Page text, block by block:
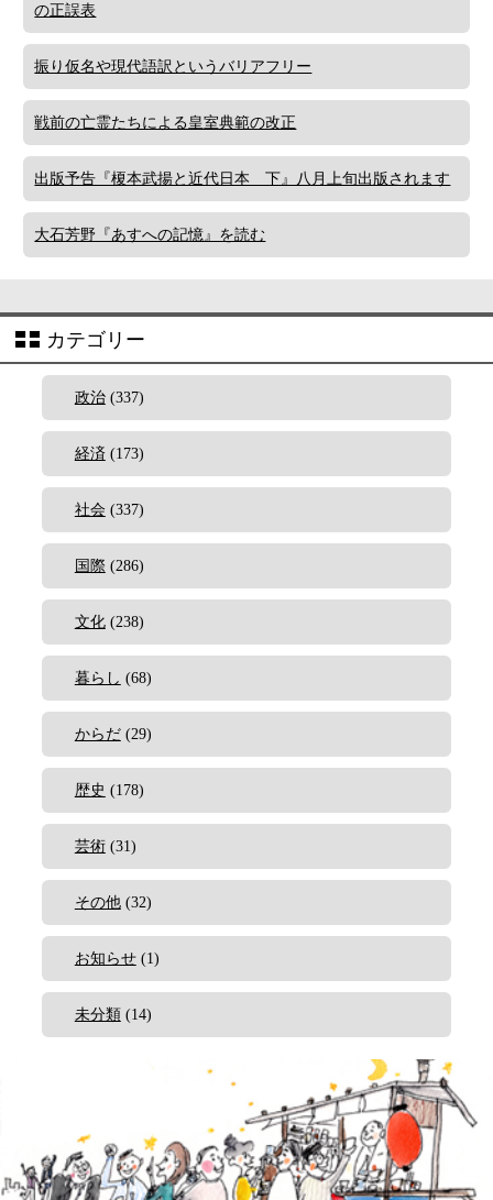
の正誤表
振り仮名や現代語訳というバリアフリー
戦前の亡霊たちによる皇室典範の改正
出版予告『榎本武揚と近代日本 下』八月上旬出版されます
大石芳野『あすへの記憶』を読む
カテゴリー
政治(337)
経済(173)
社会(337)
国際 (286)
文化(238)
暮らし (68)
からだ(29)
歴史 (178)
芸術(31)
その他(32)
お知らせ(1)
未分類(14)